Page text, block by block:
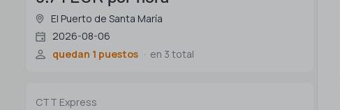
El Puerto de Santa María
2026-08-06
quedan 1 puestos
en 3 total
CTT Express